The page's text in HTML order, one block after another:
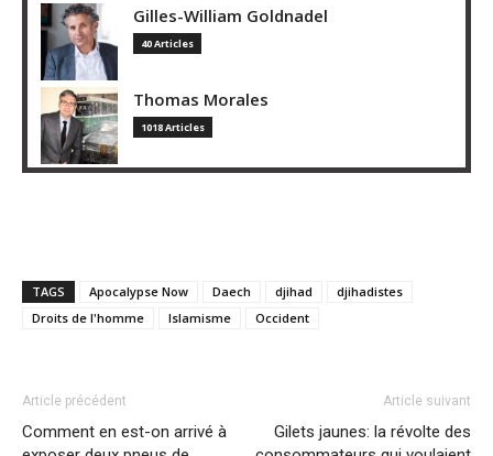
Gilles-William Goldnadel
40 Articles
Thomas Morales
1018 Articles
TAGS Apocalypse Now Daech djihad
djihadistes
Droits de l'homme
Islamisme Occident
Article précédent
Comment en est-on arrivé à
Article suivant
Gilets jaunes: la révolte des